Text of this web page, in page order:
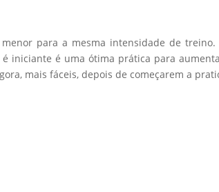
para a mesma intensidade de
iniciante é uma ótima prática para
mais fáceis, depois de começarem a